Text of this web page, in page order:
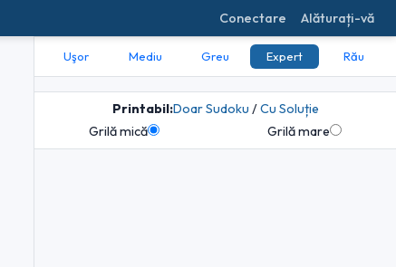
Conectare Alăturați-vă
Uşor Mediu Greu Expert Rău
Printabil:Doar Sudoku /Cu Soluție
Grilă mică
Grilă mare